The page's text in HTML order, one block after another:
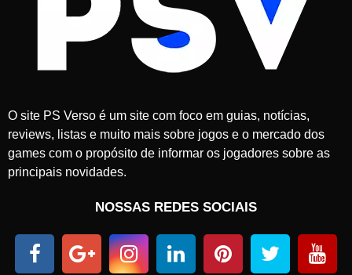
O site PS Verso é um site com foco em guias, notícias,
reviews, listas e muito mais sobre jogos e o mercado dos
games com o propósito de informar os jogadores sobre as
principais novidades.
NOSSAS REDES SOCIAIS